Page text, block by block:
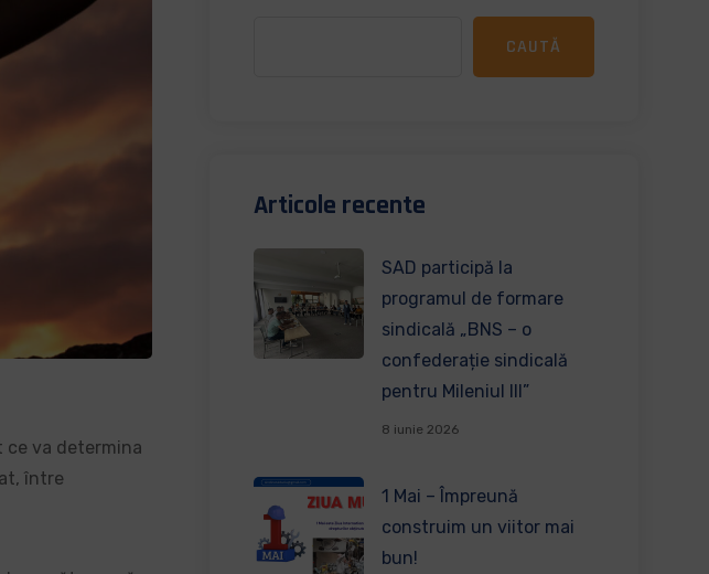
ce va determina
între
CAUTĂ
Articole recente
SAD participă la
programul de formare
sindicală „BNS – o
confederație sindicală
pentru Mileniul III”
8 iunie 2026
1 Mai – Împreună
construim un viitor mai
bun!